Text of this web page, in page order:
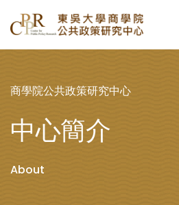
商學院公共政策研究中心
中心簡介
About